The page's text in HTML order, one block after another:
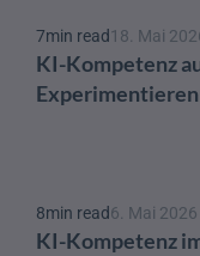
7min read18. Mai
KI-Kompetenz
Experimentieren
8min read6. Mai 2026
KI-Kompetenz